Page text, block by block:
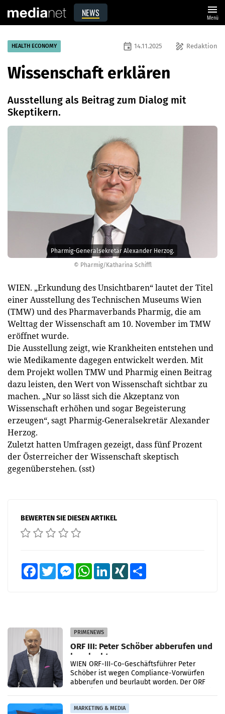
NEWS menu
Menü
© Pharmig/Katharina Schiffl
Pharmig-Generalsekretär Alexander Herzog.
HEALTH ECONOMY draw Redaktion
event 14.11.2025
Wissenschaft erklären
Ausstellung als Beitrag zum Dialog mit
Skeptikern.
WIEN. „Erkundung des Unsichtbaren“ lautet der Titel
einer Ausstellung des Technischen Museums Wien
(TMW) und des Pharmaverbands Pharmig, die am
Welttag der Wissenschaft am 10. November im TMW
eröffnet wurde.
Die Ausstellung zeigt, wie Krankheiten entstehen und
wie Medikamente dagegen entwickelt werden. Mit
dem Projekt wollen TMW und Pharmig einen Beitrag
dazu leisten, den Wert von Wissenschaft sichtbar zu
machen. „Nur so lässt sich die Akzeptanz von
Wissenschaft erhöhen und sogar Begeisterung
erzeugen“, sagt Pharmig-Generalsekretär Alexander
Herzog.
Zuletzt hatten Umfragen gezeigt, dass fünf Prozent
der Österreicher der Wissenschaft skeptisch
gegenüberstehen. (sst)
BEWERTEN SIE DIESEN ARTIKEL
FacebookTwitter MessengerWhatsAppLinkedInXING
PRIMENEWS
ORF III: Peter Schöber abberufen und
beurlaubt
WIEN ORF-III-Co-Geschäftsführer Peter
Schöber ist wegen Compliance-Vorwürfen
abberufen und beurlaubt worden. Der ORF
MARKETING & MEDIA